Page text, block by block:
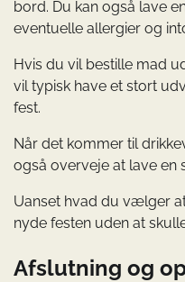
bord. Du kan også lave
eventuelle allergier og
Hvis du vil bestille mad
vil typisk have et stort
fest.
Når det kommer til
også overveje at lave en
Uanset hvad du vælger
nyde festen uden at
Afslutning og